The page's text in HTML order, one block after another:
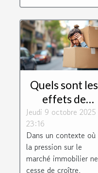
Quels sont les
effets de
l'encadrement
des loyers sur
la mobilité
résidentielle ?
Jeudi 9 octobre 2025
23:16
Dans un contexte où
la pression sur le
marché immobilier ne
cesse de croître,